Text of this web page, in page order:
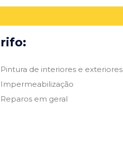
Pintura de interiores e exteriores
Impermeabilização
Reparos em geral